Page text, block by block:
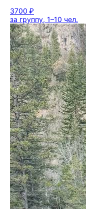
3700 ₽
за группу, 1–10 чел.